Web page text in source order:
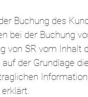
Buchung des
bei der Buchung
von SR vom Inhalt
der Grundlage